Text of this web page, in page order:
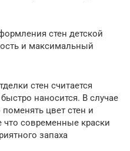
стен детской
и максимальный
стен считается
наносится. В случае
цвет стен и
что современные краски
запаха